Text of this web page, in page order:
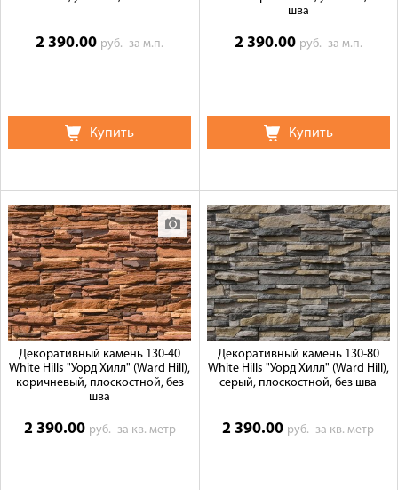
2 390.00 руб.за м.п.
Купить
шва
2 390.00 руб. за м.п.
Купить
Декоративный камень 130-40
White Hills "Уорд Хилл" (Ward Hill),
коричневый, плоскостной, без
шва
2 390.00 руб. за кв. метр
Декоративный камень 130-80
White Hills "Уорд Хилл" (Ward Hill),
серый, плоскостной, без шва
2 390.00 руб.за кв. метр